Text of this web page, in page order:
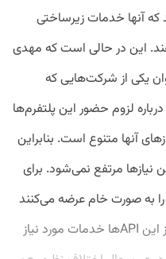
که آنها خدمات زیرساختی
این در حالی است که مهدی
یکی از شرکت‌هایی که
لزوم حضور این پلتفرم‌ها
آنها متنوع است. بنابراین
مرتفع نمی‌شود. برای
به صورت خام عرضه می‌کنند
و شرکت‌هایی مثل وندار با استفاده از این APIها خدمات مورد نیاز